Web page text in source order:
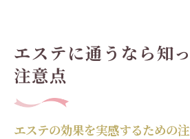
エステに通うなら知
注意点
エステの効果を実感するための